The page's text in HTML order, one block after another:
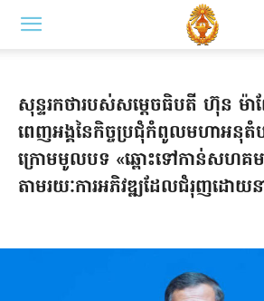
សុន្ទរកថារបស់សម្ដេចធិបតី ហ៊ុន ម៉ា
ពេញអង្គនៃកិច្ចប្រជុំកំពូលមហាអនុតំ
ក្រោមមូលបទ «ឆ្ពោះទៅកាន់សហគម
តាមរយៈការអភិវឌ្ឍដែលជំរុញដោយនា